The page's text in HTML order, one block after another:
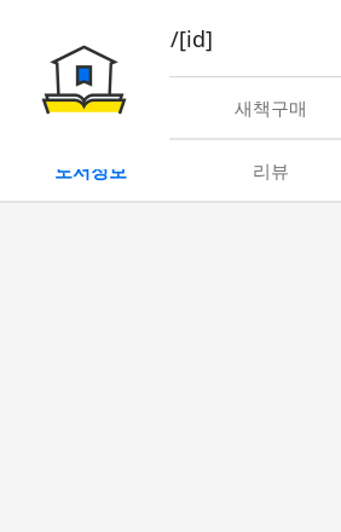
book/rent/[id]
대여 새책구매
도서정보 리뷰